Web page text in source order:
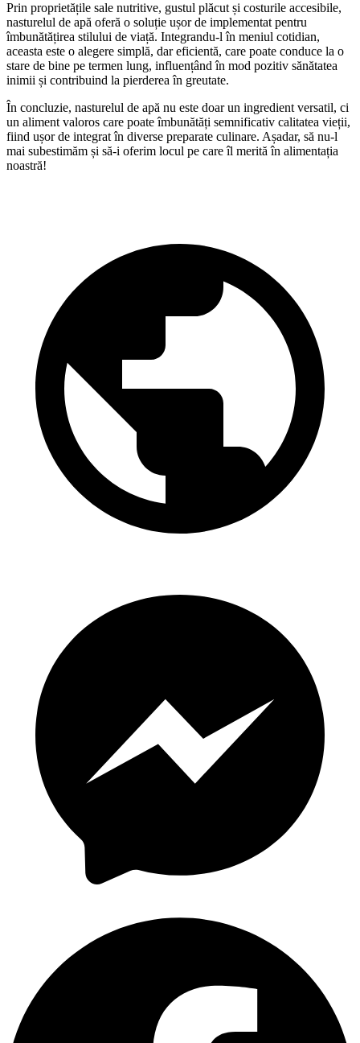
Prin proprietățile sale nutritive, gustul plăcut și costurile accesibile,
nasturelul de apă oferă o soluție ușor de implementat pentru
îmbunătățirea stilului de viață. Integrandu-l în meniul cotidian,
aceasta este o alegere simplă, dar eficientă, care poate conduce la o
stare de bine pe termen lung, influențând în mod pozitiv sănătatea
inimii și contribuind la pierderea în greutate.
În concluzie, nasturelul de apă nu este doar un ingredient versatil, ci
un aliment valoros care poate îmbunătăți semnificativ calitatea vieții,
fiind ușor de integrat în diverse preparate culinare. Așadar, să nu-l
mai subestimăm și să-i oferim locul pe care îl merită în alimentația
noastră!